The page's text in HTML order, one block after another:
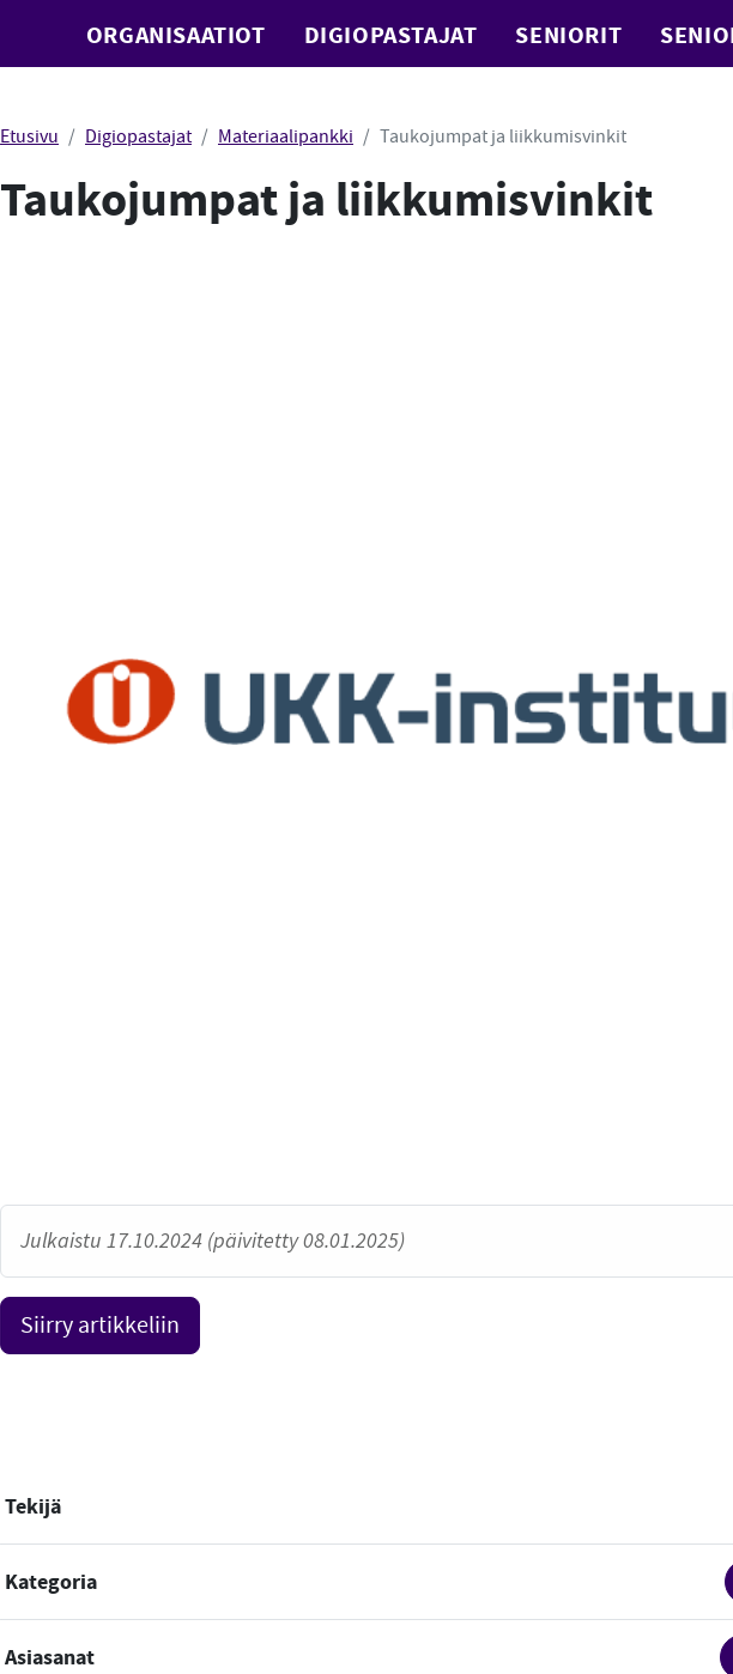
ORGANISAATIOT DIGIOPASTAJAT SENIORIT
Etusivu Digiopastajat Materiaalipankki Taukojumpat ja liikkumisvinkit
Taukojumpat ja liikkumisvinkit
Julkaistu 17.10.2024 (päivitetty 08.01.2025)
Siirry artikkeliin
Tekijä
Kategoria
Asiasanat